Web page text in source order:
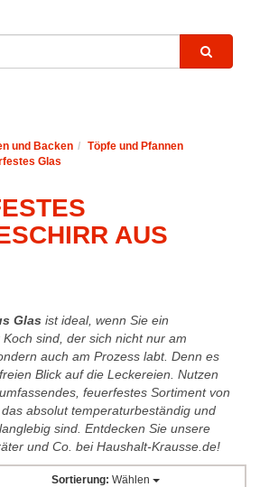
und Backen
Töpfe und Pfannen
Glas
AUS
Glas ist ideal, wenn Sie ein
sind, der sich nicht nur am
auch am Prozess labt. Denn es
Blick auf die Leckereien. Nutzen
feuerfestes Sortiment von
absolut temperaturbeständig und
sind. Entdecken Sie unsere
und Co. bei Haushalt-Krausse.de!
Sortierung: Wählen